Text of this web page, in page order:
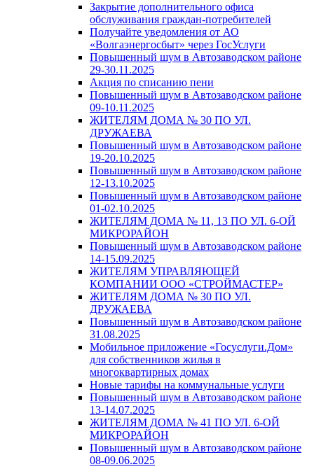
Закрытие дополнительного офиса
обслуживания граждан-потребителей
Получайте уведомления от АО
«Волгаэнергосбыт» через ГосУслуги
Повышенный шум в Автозаводском районе
29-30.11.2025
Акция по списанию пени
Повышенный шум в Автозаводском районе
09-10.11.2025
ЖИТЕЛЯМ ДОМА № 30 ПО УЛ.
ДРУЖАЕВА
Повышенный шум в Автозаводском районе
19-20.10.2025
Повышенный шум в Автозаводском районе
12-13.10.2025
Повышенный шум в Автозаводском районе
01-02.10.2025
ЖИТЕЛЯМ ДОМА № 11, 13 ПО УЛ. 6-ОЙ
МИКРОРАЙОН
Повышенный шум в Автозаводском районе
14-15.09.2025
ЖИТЕЛЯМ УПРАВЛЯЮЩЕЙ
КОМПАНИИ ООО «СТРОЙМАСТЕР»
ЖИТЕЛЯМ ДОМА № 30 ПО УЛ.
ДРУЖАЕВА
Повышенный шум в Автозаводском районе
31.08.2025
Мобильное приложение «Госуслуги.Дом»
для собственников жилья в
многоквартирных домах
Новые тарифы на коммунальные услуги
Повышенный шум в Автозаводском районе
13-14.07.2025
ЖИТЕЛЯМ ДОМА № 41 ПО УЛ. 6-ОЙ
МИКРОРАЙОН
Повышенный шум в Автозаводском районе
08-09.06.2025